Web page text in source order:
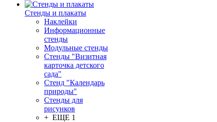
Стенды и плакаты
Наклейки
Информационные
стенды
Модульные стенды
Стенды "Визитная
карточка детского
сада"
Стенд "Календарь
природы"
Стенды для
рисунков
+ ЕЩЕ 1